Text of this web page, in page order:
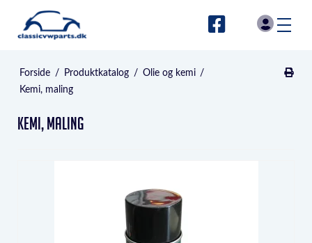
Forside / Produktkatalog / Olie og kemi /
Kemi, maling
Kemi, maling